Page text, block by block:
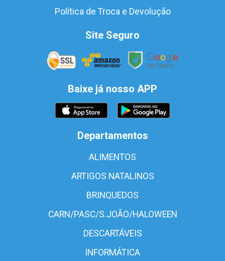
Política de Troca e Devolução
Site Seguro
Baixe já nosso APP
Departamentos
ALIMENTOS
ARTIGOS NATALINOS
BRINQUEDOS
CARN/PASC/S.JOÃO/HALOWEEN
DESCARTÁVEIS
INFORMÁTICA